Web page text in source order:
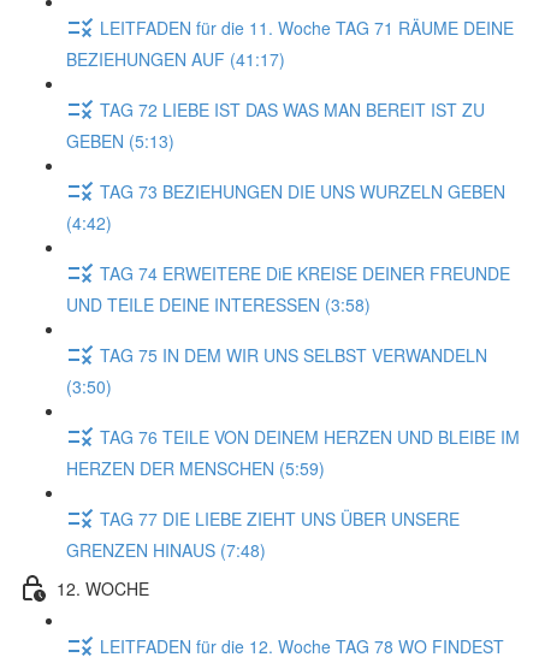
LEITFADEN für die 11. Woche TAG 71 RÄUME DEINE
BEZIEHUNGEN AUF (41:17)
TAG 72 LIEBE IST DAS WAS MAN BEREIT IST ZU
GEBEN (5:13)
TAG 73 BEZIEHUNGEN DIE UNS WURZELN GEBEN
(4:42)
TAG 74 ERWEITERE DiE KREISE DEINER FREUNDE
UND TEILE DEINE INTERESSEN (3:58)
TAG 75 IN DEM WIR UNS SELBST VERWANDELN
(3:50)
TAG 76 TEILE VON DEINEM HERZEN UND BLEIBE IM
HERZEN DER MENSCHEN (5:59)
TAG 77 DIE LIEBE ZIEHT UNS ÜBER UNSERE
GRENZEN HINAUS (7:48)
12. WOCHE
LEITFADEN für die 12. Woche TAG 78 WO FINDEST